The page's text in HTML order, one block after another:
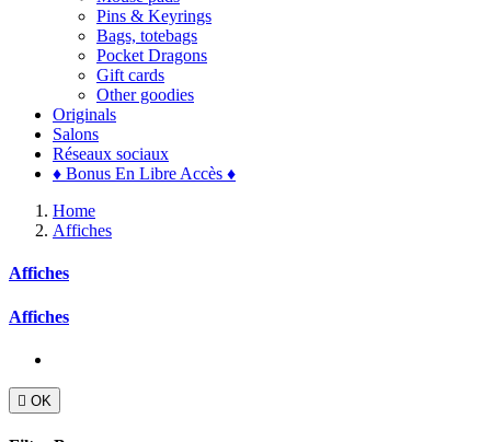
Pins & Keyrings
Bags, totebags
Pocket Dragons
Gift cards
Other goodies
Originals
Salons
Réseaux sociaux
♦ Bonus En Libre Accès ♦
Home
Affiches
Affiches
Affiches
 OK